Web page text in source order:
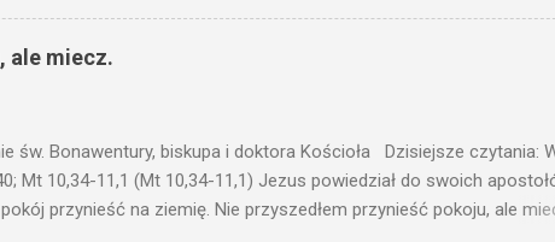
dołożą. Bo kto ma, temu będzie dane; a kto nie ma, pozbawią
z Ewangelii Jezus kontynuuje przypowieści.... Czy po to wnosi
lub pod łóżkiem? Czy nie po to, aby je postawić na świeczniku? Nie
ale miecz.
św. Bonawentury, biskupa i doktora Kościoła Dzisiejsze czytania:
Mt 10,34-11,1 (Mt 10,34-11,1) Jezus powiedział do swoich
przynieść na ziemię. Nie przyszedłem przynieść pokoju, ale